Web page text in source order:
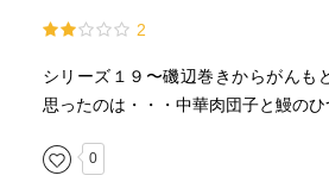
2
シリーズ１９〜磯辺巻きからがんも
思ったのは・・・中華肉団子と鰻のひ
0